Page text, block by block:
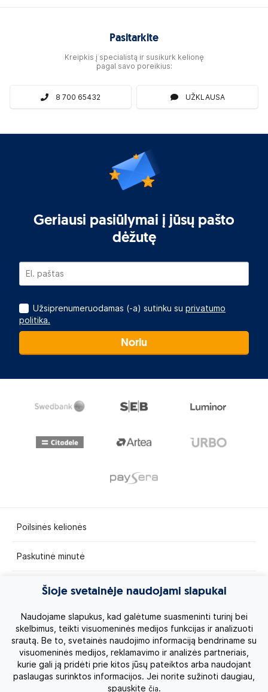
Pasitarkite
Kreipkis į specialistą ir susikurk kelionę
pagal savo poreikius:
8 700 65432 UŽKLAUSA
Geriausi pasiūlymai į jūsų pašto
dėžutę
Užsiprenumeruodamas (-a) sutinku su privatumo
politika.
Noriu
Poilsinės kelionės
Paskutinė minutė
Egzotinės kelionės
Kruizai
Kelionės po Lietuvą
Apie mus
Šioje svetainėje naudojami slapukai
Naudojame slapukus, kad galėtume suasmeninti turinį bei
skelbimus, teikti visuomeninės medijos funkcijas ir analizuoti
srautą. Be to, svetainės naudojimo informaciją bendriname su
visuomeninės medijos, reklamavimo ir analizės partneriais,
kurie gali ją pridėti prie kitos jūsų pateiktos arba naudojant
paslaugas surinktos informacijos. Jei norite sužinoti daugiau,
spauskite čia.